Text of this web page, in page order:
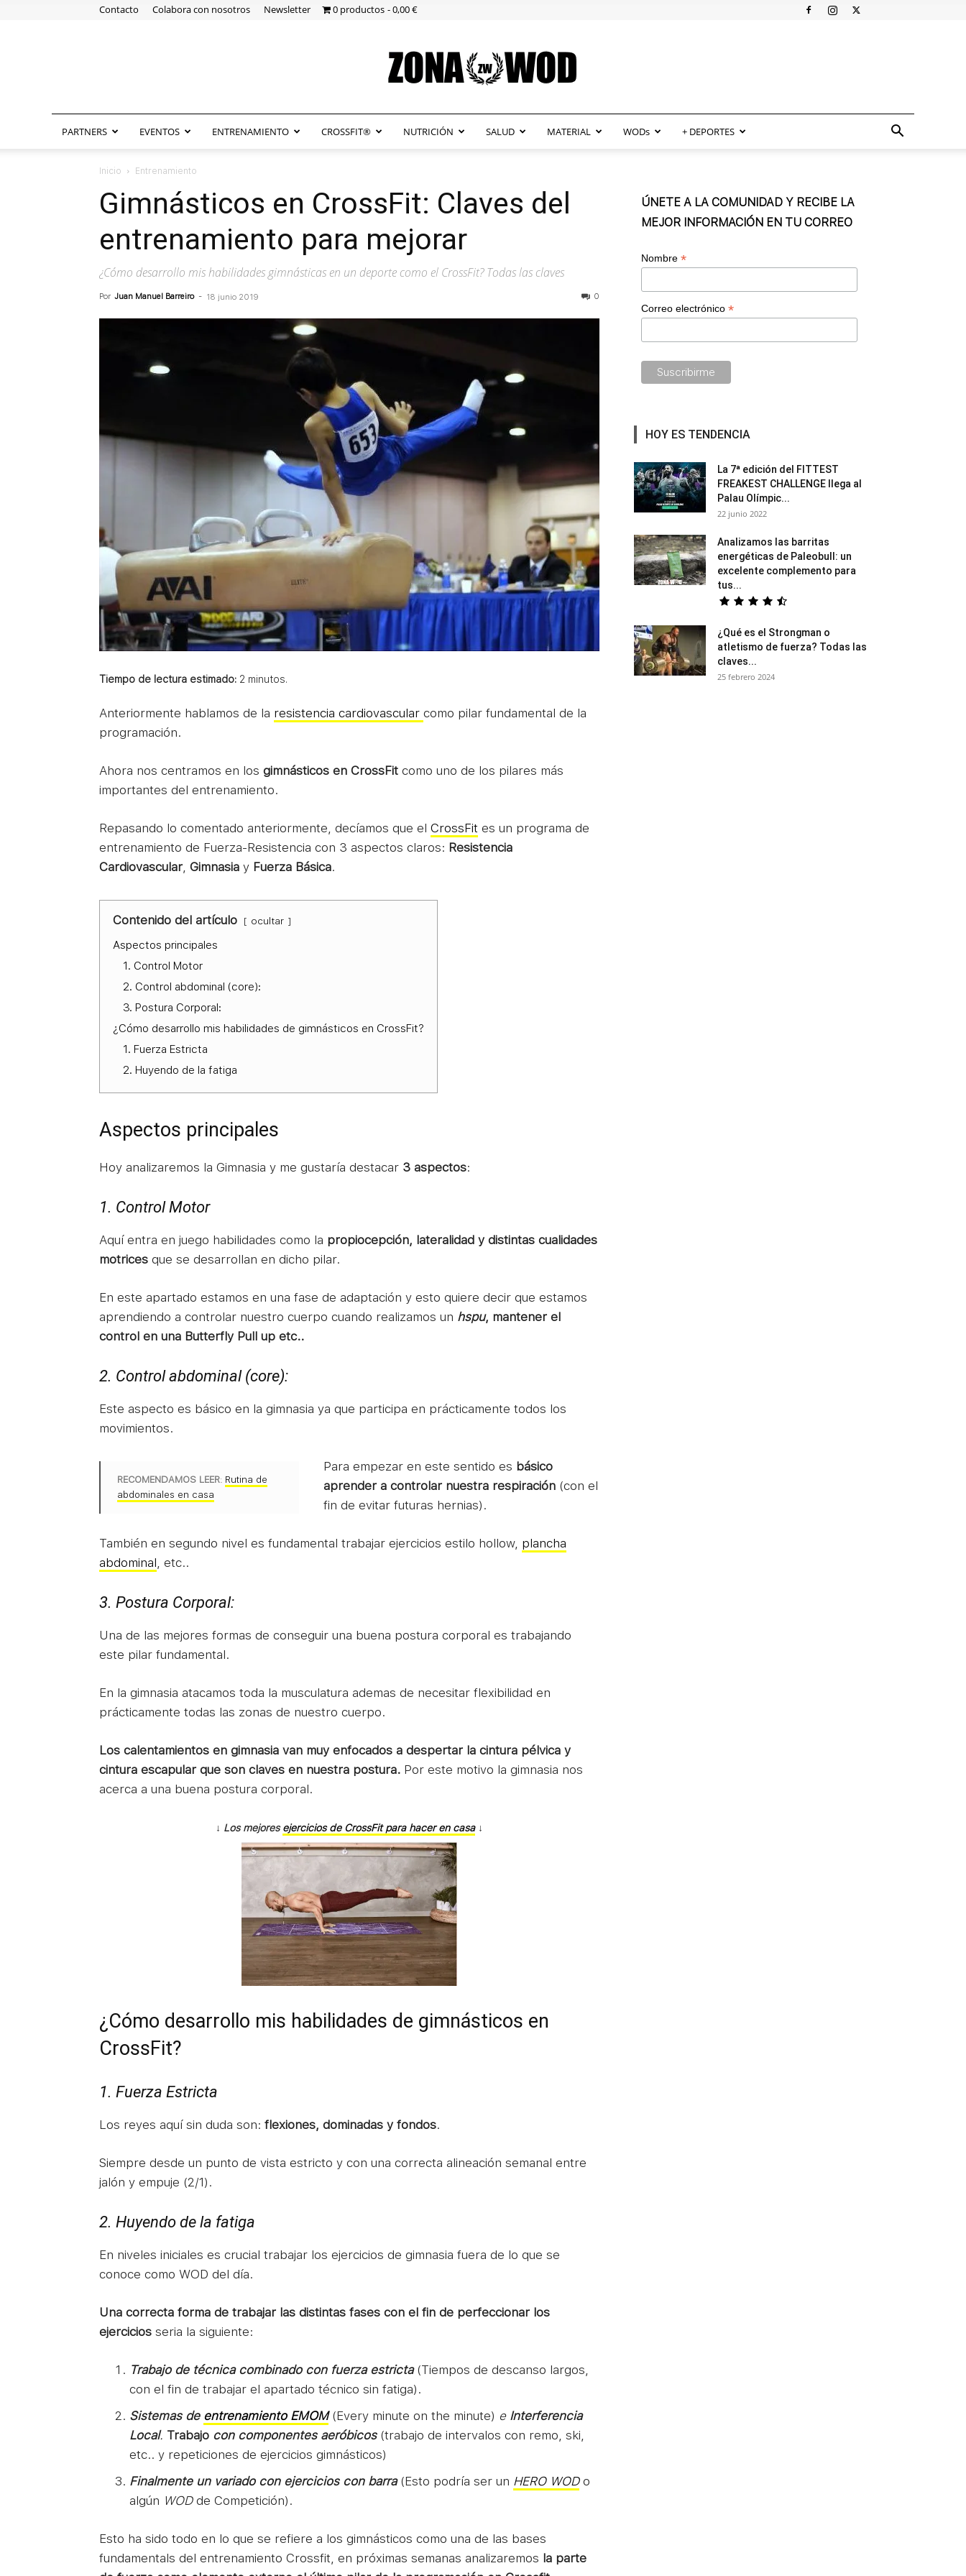
Contacto Colabora con nosotros Newsletter 0 productos 0,00 €
ZonaWOD
PARTNERS EVENTOS ENTRENAMIENTO CROSSFIT® NUTRICIÓN SALUD MATERIAL WODs + DEPORTES
Inicio Entrenamiento
Gimnásticos en CrossFit: Claves del
entrenamiento para mejorar
¿Cómo desarrollo mis habilidades gimnásticas en un deporte como el CrossFit? Todas las claves
Por Juan Manuel Barreiro - 18 junio 2019 0
Tiempo de lectura estimado: 2 minutos.
Anteriormente hablamos de la resistencia cardiovascular como pilar fundamental de la
programación.
Ahora nos centramos en los gimnásticos en CrossFit como uno de los pilares más
importantes del entrenamiento.
Repasando lo comentado anteriormente, decíamos que el CrossFit es un programa de
entrenamiento de Fuerza-Resistencia con 3 aspectos claros: Resistencia
Cardiovascular, Gimnasia y Fuerza Básica.
Contenido del artículo ocultar
Aspectos principales
1. Control Motor
2. Control abdominal (core):
3. Postura Corporal:
¿Cómo desarrollo mis habilidades de gimnásticos en CrossFit?
1. Fuerza Estricta
2. Huyendo de la fatiga
Aspectos principales
Hoy analizaremos la Gimnasia y me gustaría destacar 3 aspectos:
1. Control Motor
Aquí entra en juego habilidades como la propiocepción, lateralidad y distintas cualidades
motrices que se desarrollan en dicho pilar.
En este apartado estamos en una fase de adaptación y esto quiere decir que estamos
aprendiendo a controlar nuestro cuerpo cuando realizamos un hspu, mantener el
control en una Butterfly Pull up etc..
2. Control abdominal (core):
Este aspecto es básico en la gimnasia ya que participa en prácticamente todos los
movimientos.
RECOMENDAMOS LEER: Rutina de
abdominales en casa
Para empezar en este sentido es básico
aprender a controlar nuestra respiración (con el
fin de evitar futuras hernias).
También en segundo nivel es fundamental trabajar ejercicios estilo hollow, plancha
abdominal, etc..
3. Postura Corporal:
Una de las mejores formas de conseguir una buena postura corporal es trabajando
este pilar fundamental.
En la gimnasia atacamos toda la musculatura ademas de necesitar flexibilidad en
prácticamente todas las zonas de nuestro cuerpo.
Los calentamientos en gimnasia van muy enfocados a despertar la cintura pélvica y
cintura escapular que son claves en nuestra postura. Por este motivo la gimnasia nos
acerca a una buena postura corporal.
↓ Los mejoresejercicios de CrossFit para hacer en casa↓
¿Cómo desarrollo mis habilidades de gimnásticos en
CrossFit?
1. Fuerza Estricta
Los reyes aquí sin duda son: flexiones, dominadas y fondos.
Siempre desde un punto de vista estricto y con una correcta alineación semanal entre
jalón y empuje (2/1).
2. Huyendo de la fatiga
En niveles iniciales es crucial trabajar los ejercicios de gimnasia fuera de lo que se
conoce como WOD del día.
Una correcta forma de trabajar las distintas fases con el fin de perfeccionar los
ejercicios seria la siguiente:
Trabajo de técnica combinado con fuerza estricta (Tiempos de descanso largos,
con el fin de trabajar el apartado técnico sin fatiga).
Sistemas de entrenamiento EMOM (Every minute on the minute) e Interferencia
Local. Trabajo con componentes aeróbicos (trabajo de intervalos con remo, ski,
etc.. y repeticiones de ejercicios gimnásticos)
Finalmente un variado con ejercicios con barra(Esto podría ser un HERO WODo
algún WODde Competición).
Esto ha sido todo en lo que se refiere a los gimnásticos como una de las bases
fundamentals del entrenamiento Crossfit, en próximas semanas analizaremos la parte
ÚNETE A LA COMUNIDAD Y RECIBE LA
MEJOR INFORMACIÓN EN TU CORREO
Nombre *
Correo electrónico *
HOY ES TENDENCIA
La 7ª edición del FITTEST
FREAKEST CHALLENGE llega al
Palau Olímpic...
22 junio 2022
Analizamos las barritas
energéticas de Paleobull: un
excelente complemento para
tus...
¿Qué es el Strongman o
atletismo de fuerza? Todas las
claves...
25 febrero 2024